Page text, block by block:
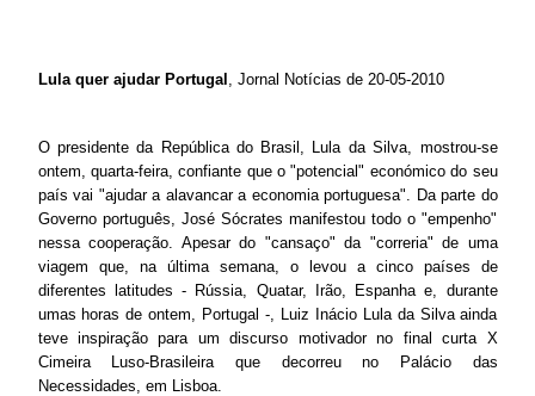
Lula quer ajudar Portugal , Jornal Notícias de 20-05-2010
O presidente da República do Brasil, Lula da Silva, mostrou-se
ontem, quarta-feira, confiante que o "potencial" económico do seu
país vai "ajudar a alavancar a economia portuguesa". Da parte do
Governo português, José Sócrates manifestou todo o "empenho"
nessa cooperação. Apesar do "cansaço" da "correria" de uma
viagem que, na última semana, o levou a cinco países de
diferentes latitudes - Rússia, Quatar, Irão, Espanha e, durante
umas horas de ontem, Portugal -, Luiz Inácio Lula da Silva ainda
teve inspiração para um discurso motivador no final curta X
Cimeira Luso-Brasileira que decorreu no Palácio das
Necessidades, em Lisboa.